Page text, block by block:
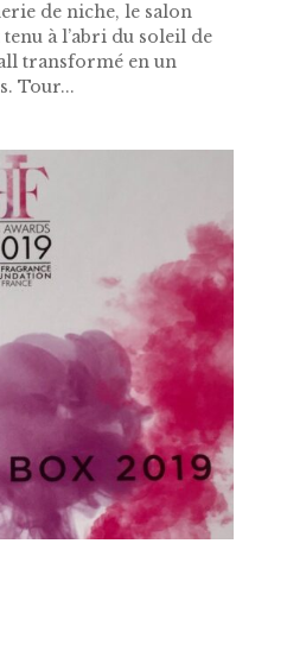
de niche, le salon
tenu à l’abri du soleil de
transformé en un
Tour...